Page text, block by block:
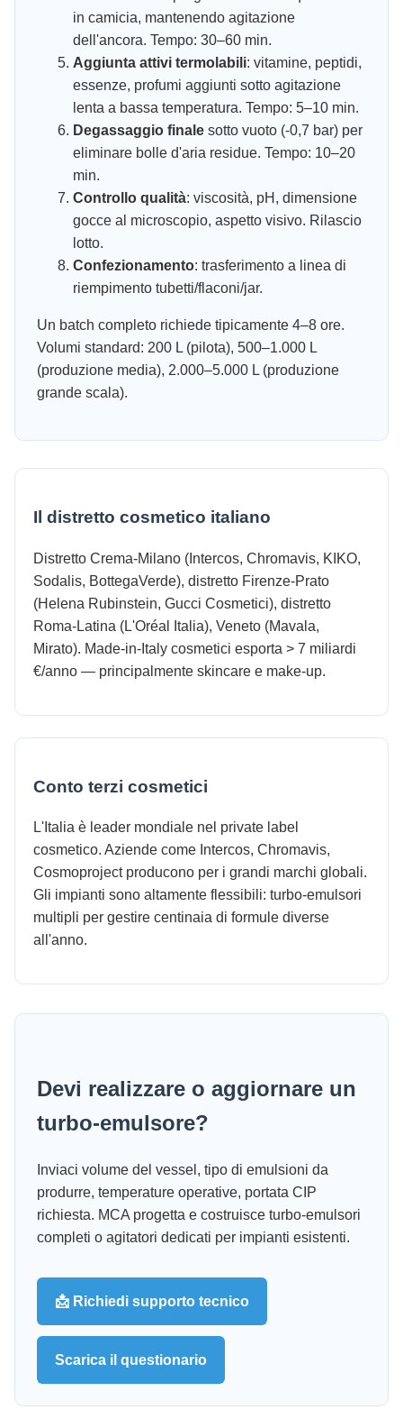
in camicia, mantenendo agitazione
dell'ancora. Tempo: 30–60 min.
Aggiunta attivi termolabili: vitamine, peptidi,
essenze, profumi aggiunti sotto agitazione
lenta a bassa temperatura. Tempo: 5–10 min.
Degassaggio finale sotto vuoto (-0,7 bar) per
eliminare bolle d'aria residue. Tempo: 10–20
min.
Controllo qualità: viscosità, pH, dimensione
gocce al microscopio, aspetto visivo. Rilascio
lotto.
Confezionamento: trasferimento a linea di
riempimento tubetti/flaconi/jar.
Un batch completo richiede tipicamente 4–8 ore.
Volumi standard: 200 L (pilota), 500–1.000 L
(produzione media), 2.000–5.000 L (produzione
grande scala).
Il distretto cosmetico italiano
Distretto Crema-Milano (Intercos, Chromavis, KIKO,
Sodalis, BottegaVerde), distretto Firenze-Prato
(Helena Rubinstein, Gucci Cosmetici), distretto
Roma-Latina (L'Oréal Italia), Veneto (Mavala,
Mirato). Made-in-Italy cosmetici esporta > 7 miliardi
€/anno — principalmente skincare e make-up.
Conto terzi cosmetici
L'Italia è leader mondiale nel private label
cosmetico. Aziende come Intercos, Chromavis,
Cosmoproject producono per i grandi marchi globali.
Gli impianti sono altamente flessibili: turbo-emulsori
multipli per gestire centinaia di formule diverse
all'anno.
Devi realizzare o aggiornare un
turbo-emulsore?
Inviaci volume del vessel, tipo di emulsioni da
produrre, temperature operative, portata CIP
richiesta. MCA progetta e costruisce turbo-emulsori
completi o agitatori dedicati per impianti esistenti.
📩 Richiedi supporto tecnico
Scarica il questionario